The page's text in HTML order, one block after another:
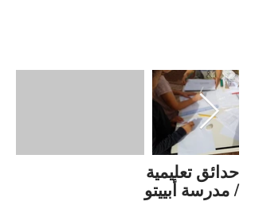
حدائق تعليمية
/ مدرسة أبييتو